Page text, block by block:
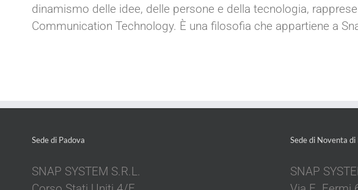
dinamismo delle idee, delle persone e della tecnologia,
Communication Technology. È una filosofia che appartiene a
Sede di Padova
SNAP SYSTEM S.R.L.
Sede di Noventa di
SNAP